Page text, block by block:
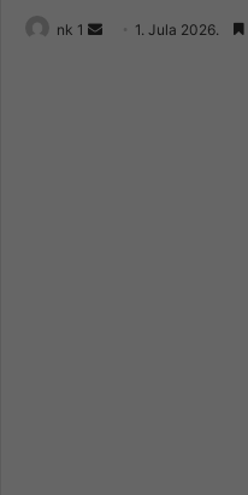
nk 1
Send 1. Jula 2026.